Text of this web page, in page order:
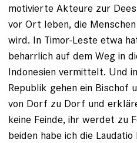
motivierte Akteure zur
vor Ort leben, die
wird. In Timor-Leste etwa
beharrlich auf dem Weg in
Indonesien vermittelt. Und
Republik gehen ein Bischof
von Dorf zu Dorf und
keine Feinde, ihr werdet zu
beiden habe ich die